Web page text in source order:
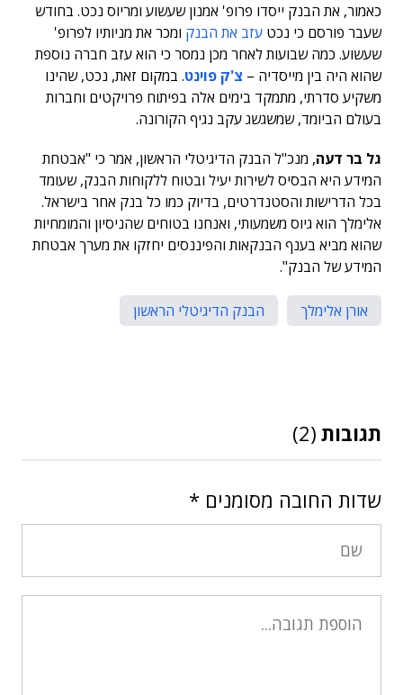
כאמור, את הבנק ייסדו פרופ' אמנון שעשוע ומריוס נכט. בחודש
שעבר פורסם כי נכט עזב את הבנק ומכר את מניותיו לפרופ'
שעשוע. כמה שבועות לאחר מכן נמסר כי הוא עזב חברה נוספת
שהוא היה בין מייסדיה – צ'ק פוינט. במקום זאת, נכט, שהינו
משקיע סדרתי, מתמקד בימים אלה בפיתוח פרויקטים וחברות
בעולם הביומד, שמשגשג עקב נגיף הקורונה.
גל בר דעה, מנכ"ל הבנק הדיגיטלי הראשון, אמר כי "אבטחת
המידע היא הבסיס לשירות יעיל ובטוח ללקוחות הבנק, שעומד
בכל הדרישות והסטנדרטים, בדיוק כמו כל בנק אחר בישראל.
אלימלך הוא גיוס משמעותי, ואנחנו בטוחים שהניסיון והמומחיות
שהוא מביא בענף הבנקאות והפיננסים יחזקו את מערך אבטחת
המידע של הבנק".
אורן אלימלך הבנק הדיגיטלי הראשון
תגובות (2)
שדות החובה מסומנים *